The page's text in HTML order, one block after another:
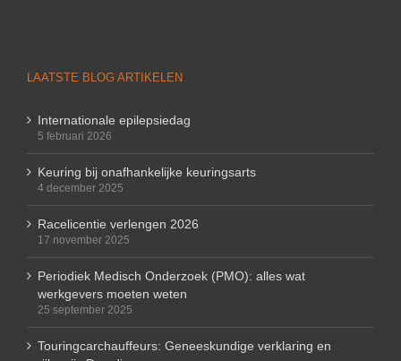
LAATSTE BLOG ARTIKELEN
Internationale epilepsiedag
5 februari 2026
Keuring bij onafhankelijke keuringsarts
4 december 2025
Racelicentie verlengen 2026
17 november 2025
Periodiek Medisch Onderzoek (PMO): alles wat
werkgevers moeten weten
25 september 2025
Touringcarchauffeurs: Geneeskundige verklaring en